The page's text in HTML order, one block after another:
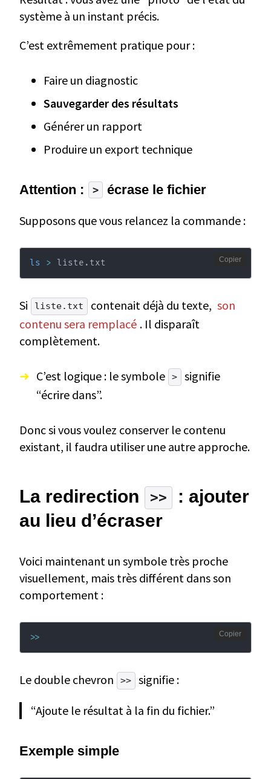
système à un instant précis.
C’est extrêmement pratique pour :
Faire un diagnostic
Sauvegarder des résultats
Générer un rapport
Produire un export technique
Attention : > écrase le fichier
Supposons que vous relancez la commande :
ls > liste.txt Copier
Si liste.txt contenait déjà du texte, son
contenu sera remplacé . Il disparaît
complètement.
C’est logique : le symbole >
signifie
“écrire dans”.
Donc si vous voulez conserver le contenu
existant, il faudra utiliser une autre approche.
La redirection >>
: ajouter
au lieu d’écraser
Voici maintenant un symbole très proche
visuellement, mais très différent dans son
comportement :
>> Copier
Le double chevron >> signifie :
“Ajoute le résultat à la fin du fichier.”
Exemple simple